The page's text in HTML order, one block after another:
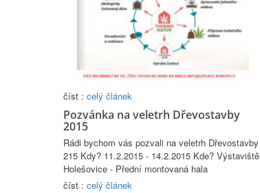
číst : celý článek
Pozvánka na veletrh Dřevostavby
2015
Rádi bychom vás pozvali na veletrh Dřevostavby
215 Kdy? 11.2.2015 - 14.2.2015 Kde? Výstaviště
Holešovice - Přední montovaná hala
číst : celý článek